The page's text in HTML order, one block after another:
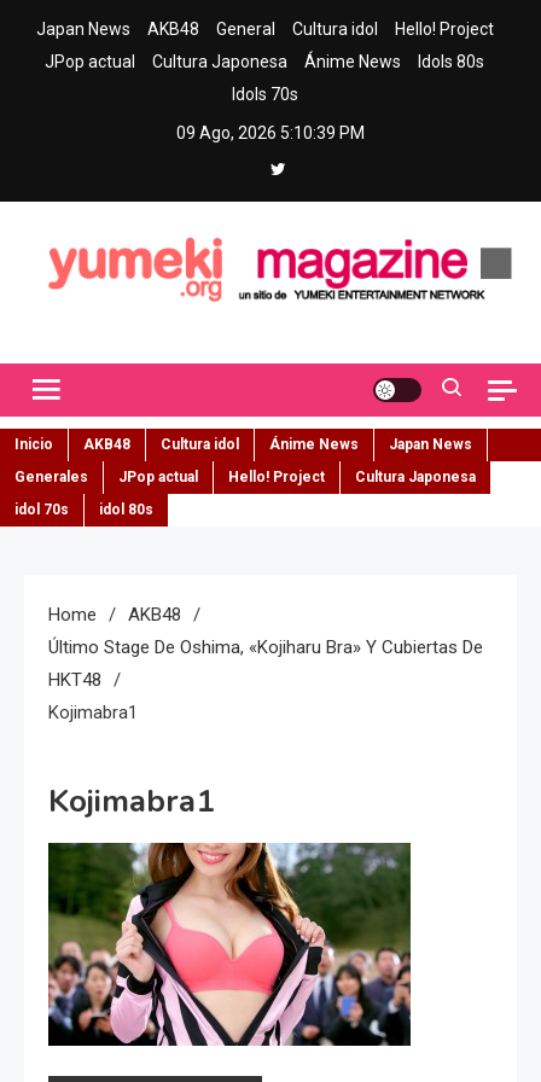
Japan News AKB48 General Cultura idol
Hello! Project
JPop actual
Cultura Japonesa Ánime News
Idols 80s
Idols 70s
09 Ago, 2026 5:10:40 PM
Inicio AKB48 Cultura idol Ánime News
Japan News
Generales
JPop actual Hello! Project
Cultura Japonesa
idol 70s
idol 80s
Home
AKB48
Último Stage De Oshima, «Kojiharu Bra» Y Cubiertas De
HKT48
Kojimabra1
Kojimabra1